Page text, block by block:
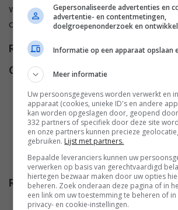
wanneer ze een mysterieuze tandarts
ontmoeten
Regie John Mackenzie.
Cast
Karen Allen
Ellerby,Larry
Baldacchino,
Joe Zarb Cousin,
Carlysle
Betty Mitchell.
Release
01.06.1993
Gepersonaliseerde advertenties en
advertentie- en contentmetingen,
doelgroepenonderzoek en
Informatie op een apparaat opslaan
Meer informatie
Uw persoonsgegevens worden verwerkt en
apparaat (cookies, unieke ID's en andere
kan worden opgeslagen door, geopend
332 partners of specifiek door deze site
en onze partners kunnen precieze
gebruiken. Lijst met partners.
Bepaalde leveranciers kunnen uw
verwerken op basis van gerechtvaardigd
hiertegen bezwaar maken door uw opties
beheren. Zoek onderaan deze pagina of in
een link om uw toestemming te beheren of
privacy- en cookie-instellingen.